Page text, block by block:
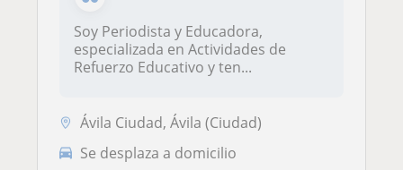
Soy Periodista y Educadora,
especializada en Actividades de
Refuerzo Educativo y ten...
Ávila Ciudad, Ávila (Ciudad)
Se desplaza a domicilio